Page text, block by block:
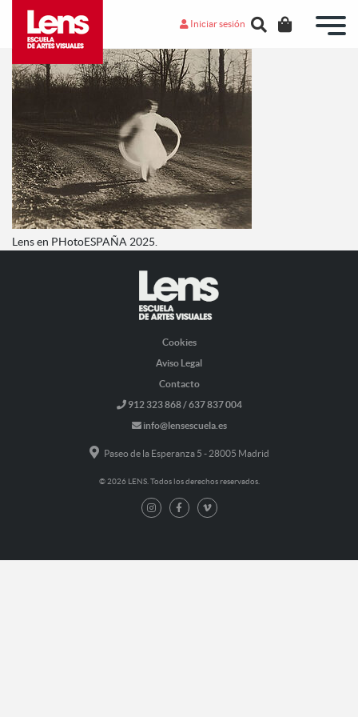
Iniciar sesión
Lens en PHotoESPAÑA 2025.
Cookies
Aviso Legal
Contacto
912 323 868 / 637 837 004
info@lensescuela.es
Paseo de la Esperanza 5 - 28005 Madrid
© 2026 LENS. Todos los derechos reservados.